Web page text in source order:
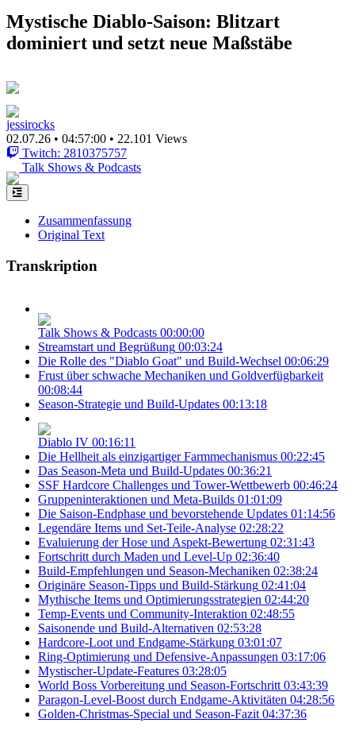
Mystische Diablo-Saison: Blitzart
dominiert und setzt neue Maßstäbe
jessirocks
02.07.26 • 04:57:00 • 22.101 Views
Twitch: 2810375757
Talk Shows & Podcasts
Zusammenfassung
Original Text
Transkription
Talk Shows & Podcasts 00:00:00
Streamstart und Begrüßung 00:03:24
Die Rolle des "Diablo Goat" und Build-Wechsel 00:06:29
Frust über schwache Mechaniken und Goldverfügbarkeit
00:08:44
Season-Strategie und Build-Updates 00:13:18
Diablo IV 00:16:11
Die Hellheit als einzigartiger Farmmechanismus 00:22:45
Das Season-Meta und Build-Updates 00:36:21
SSF Hardcore Challenges und Tower-Wettbewerb 00:46:24
Gruppeninteraktionen und Meta-Builds 01:01:09
Die Saison-Endphase und bevorstehende Updates 01:14:56
Legendäre Items und Set-Teile-Analyse 02:28:22
Evaluierung der Hose und Aspekt-Bewertung 02:31:43
Fortschritt durch Maden und Level-Up 02:36:40
Build-Empfehlungen und Season-Mechaniken 02:38:24
Originäre Season-Tipps und Build-Stärkung 02:41:04
Mythische Items und Optimierungsstrategien 02:44:20
Temp-Events und Community-Interaktion 02:48:55
Saisonende und Build-Alternativen 02:53:28
Hardcore-Loot und Endgame-Stärkung 03:01:07
Ring-Optimierung und Defensive-Anpassungen 03:17:06
Mystischer-Update-Features 03:28:05
World Boss Vorbereitung und Season-Fortschritt 03:43:39
Paragon-Level-Boost durch Endgame-Aktivitäten 04:28:56
Golden-Christmas-Special und Season-Fazit 04:37:36